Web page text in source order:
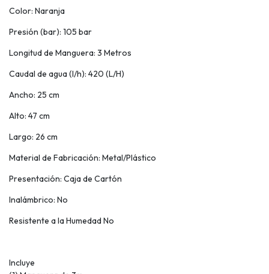
Color: Naranja
Presión (bar): 105 bar
Longitud de Manguera: 3 Metros
Caudal de agua (l/h): 420 (L/H)
Ancho: 25 cm
Alto: 47 cm
Largo: 26 cm
Material de Fabricación: Metal/Plástico
Presentación: Caja de Cartón
Inalámbrico: No
Resistente a la Humedad No
Incluye